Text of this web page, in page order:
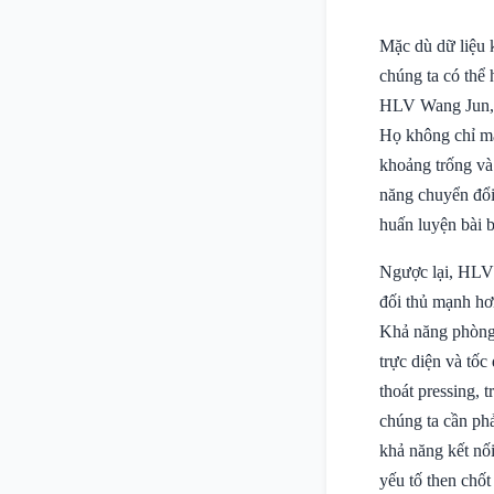
Mặc dù dữ liệu
chúng ta có thể
HLV Wang
Họ không chỉ
khoảng trống
năng chuyển
huấn luyện bài
Ngược lại, HLV
đối thủ mạnh
Khả năng
trực diện và tốc
thoát pressing,
chúng ta cần
khả năng kết
yếu tố then